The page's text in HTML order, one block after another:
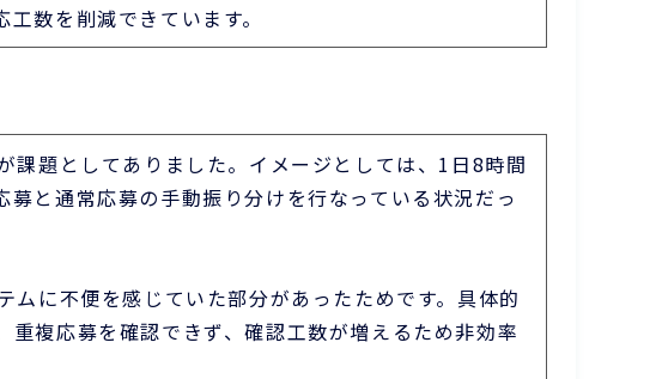
数を削減できています。
題としてありました。イメージとしては、1日8時間
と通常応募の手動振り分けを行なっている状況だっ
に不便を感じていた部分があったためです。具体的
複応募を確認できず、確認工数が増えるため非効率